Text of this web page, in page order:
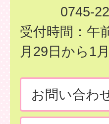
0745-
受付時間：午
月29日から1
お問い合わ